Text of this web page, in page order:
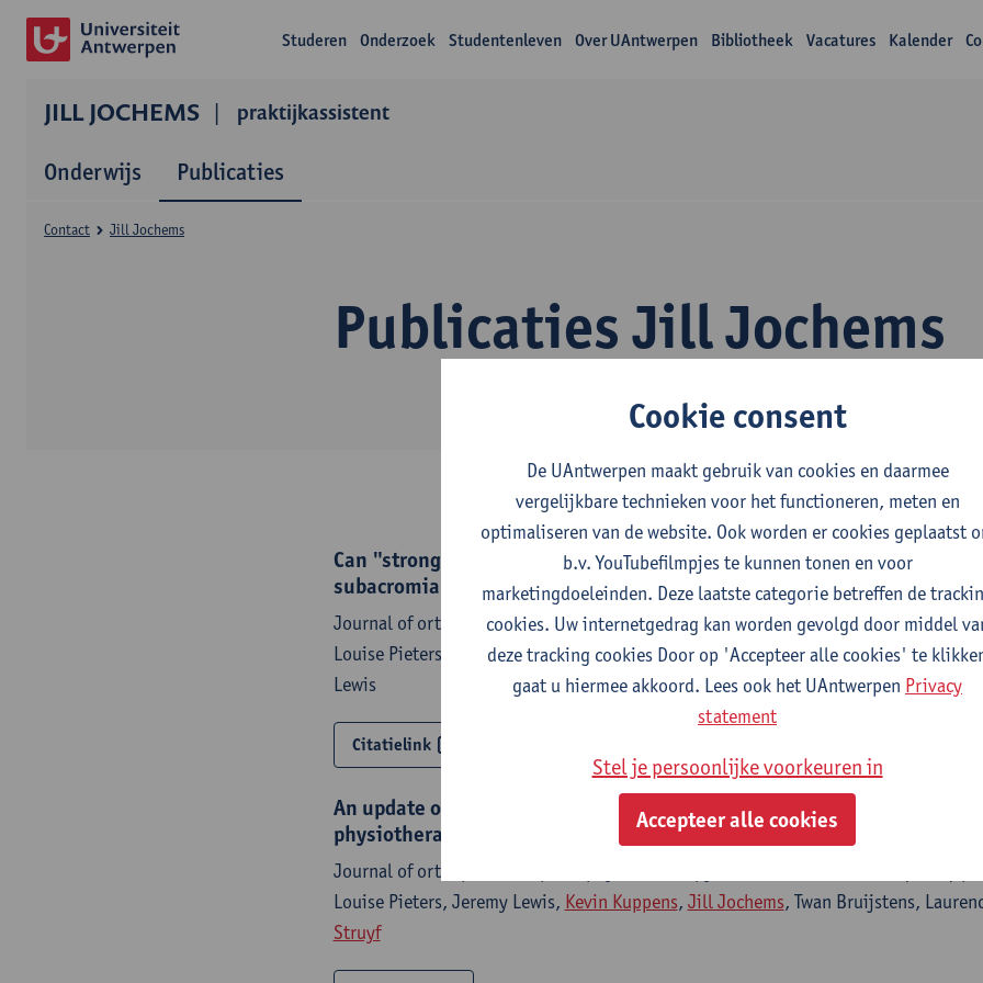
Studeren Onderzoek Studentenleven Over UAntwerpen Bibliotheek Vacatures Kalender
JILL JOCHEMS praktijkassistent
Onderwijs Publicaties
Publicaties Jill Jochems
Contact Jill Jochems
Can "strong" recommendations be made for exercise and manual
subacromial shoulder pain?
Journal of orthopaedic & sports physical therapy - ISSN 0190-6011-50:4 (2020) p.
Louise Pieters,
Kevin Kuppens,Jill Jochems, Twan Bruijstens, Laurence Joossens,
Lewis
Citatielink
An update of systematic reviews examining the effectiveness of
physiotherapy interventions for subacromial shoulder pain
Journal of orthopaedic & sports physical therapy - ISSN 0190-6011-50:3 (2020) p.
Louise Pieters, Jeremy Lewis, Kevin Kuppens, Jill Jochems, Twan Bruijstens,
Struyf
Cookie consent
De UAntwerpen maakt gebruik van cookies en daarmee
vergelijkbare technieken voor het functioneren, meten en
optimaliseren van de website. Ook worden er cookies geplaatst
b.v. YouTubefilmpjes te kunnen tonen en voor
marketingdoeleinden. Deze laatste categorie betreffen de
cookies. Uw internetgedrag kan worden gevolgd door middel
deze tracking cookies Door op 'Accepteer alle cookies' te
gaat u hiermee akkoord. Lees ook het UAntwerpen Privacy
statement
Stel je persoonlijke voorkeuren in
Accepteer alle cookies